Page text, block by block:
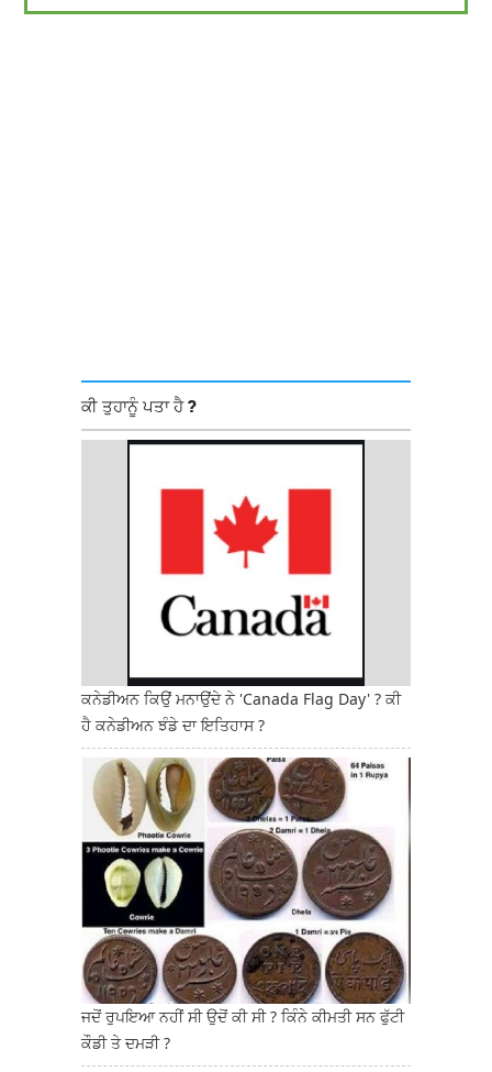
ਕੀ ਤੁਹਾਨੂੰ ਪਤਾ ਹੈ ?
ਕਨੇਡੀਅਨ ਕਿਉਂ ਮਨਾਉਂਦੇ ਨੇ 'Canada Flag Day' ? ਕੀ
ਹੈ ਕਨੇਡੀਅਨ ਝੰਡੇ ਦਾ ਇਤਿਹਾਸ ?
ਜਦੋਂ ਰੁਪਇਆ ਨਹੀਂ ਸੀ ਉਦੋਂ ਕੀ ਸੀ ? ਕਿੰਨੇ ਕੀਮਤੀ ਸਨ ਫੁੱਟੀ
ਕੌਡੀ ਤੇ ਦਮੜੀ ?